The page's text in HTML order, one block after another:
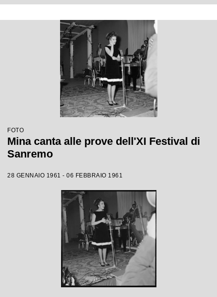
FOTO
Mina canta alle prove dell'XI Festival di
Sanremo
28 GENNAIO 1961 - 06 FEBBRAIO 1961